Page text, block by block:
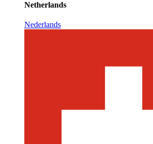
Netherlands
Nederlands